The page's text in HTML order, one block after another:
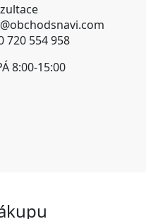
720 554 958
8:00-15:00